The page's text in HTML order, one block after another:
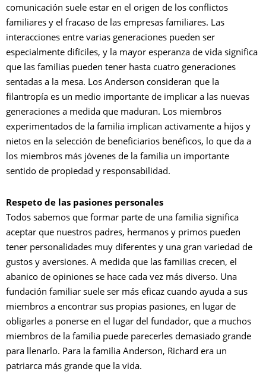
comunicación suele estar en el origen de los conflictos
familiares y el fracaso de las empresas familiares. Las
interacciones entre varias generaciones pueden ser
especialmente difíciles, y la mayor esperanza de vida significa
que las familias pueden tener hasta cuatro generaciones
sentadas a la mesa. Los Anderson consideran que la
filantropía es un medio importante de implicar a las nuevas
generaciones a medida que maduran. Los miembros
experimentados de la familia implican activamente a hijos y
nietos en la selección de beneficiarios benéficos, lo que da a
los miembros más jóvenes de la familia un importante
sentido de propiedad y responsabilidad.
Respeto de las pasiones personales
Todos sabemos que formar parte de una familia significa
aceptar que nuestros padres, hermanos y primos pueden
tener personalidades muy diferentes y una gran variedad de
gustos y aversiones. A medida que las familias crecen, el
abanico de opiniones se hace cada vez más diverso. Una
fundación familiar suele ser más eficaz cuando ayuda a sus
miembros a encontrar sus propias pasiones, en lugar de
obligarles a ponerse en el lugar del fundador, que a muchos
miembros de la familia puede parecerles demasiado grande
para llenarlo. Para la familia Anderson, Richard era un
patriarca más grande que la vida.